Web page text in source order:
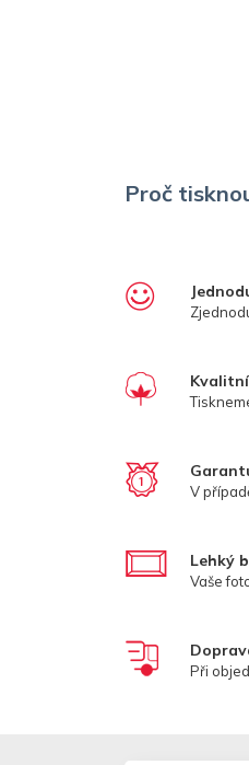
Proč
V
Lehký
Vaše
Při